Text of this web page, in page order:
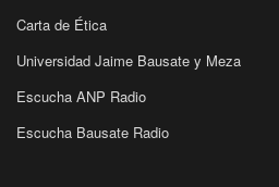
Carta de Ética
Universidad Jaime Bausate y Meza
Escucha ANP Radio
Escucha Bausate Radio